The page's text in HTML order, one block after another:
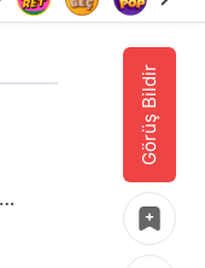
Görüş Bildir